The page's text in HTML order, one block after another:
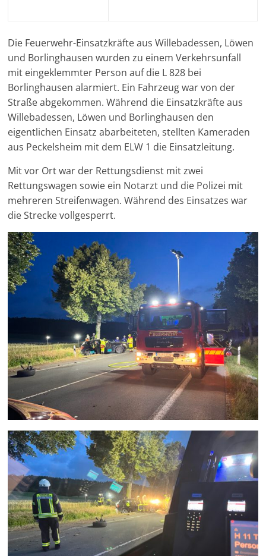
Die Feuerwehr-Einsatzkräfte aus Willebadessen, Löwen
und Borlinghausen wurden zu einem Verkehrsunfall
mit eingeklemmter Person auf die L 828 bei
Borlinghausen alarmiert. Ein Fahrzeug war von der
Straße abgekommen. Während die Einsatzkräfte aus
Willebadessen, Löwen und Borlinghausen den
eigentlichen Einsatz abarbeiteten, stellten Kameraden
aus Peckelsheim mit dem ELW 1 die Einsatzleitung.
Mit vor Ort war der Rettungsdienst mit zwei
Rettungswagen sowie ein Notarzt und die Polizei mit
mehreren Streifenwagen. Während des Einsatzes war
die Strecke vollgesperrt.